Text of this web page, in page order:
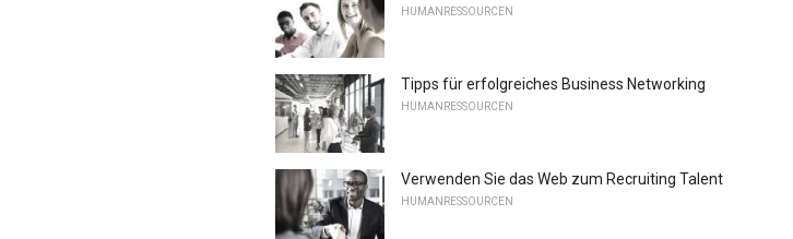
HUMANRESSOURCEN
Tipps für erfolgreiches Business Networking
HUMANRESSOURCEN
Verwenden Sie das Web zum Recruiting Talent
HUMANRESSOURCEN